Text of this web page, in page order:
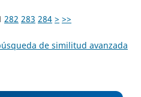
282 283 284 > >>
de similitud avanzada